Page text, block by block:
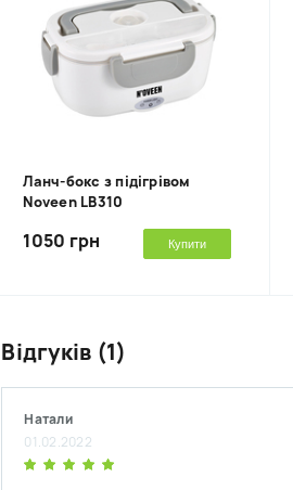
Ланч-бокс з підігрівом
Noveen LB310
1050 грн Купити
Відгуків (1)
Натали
01.02.2022